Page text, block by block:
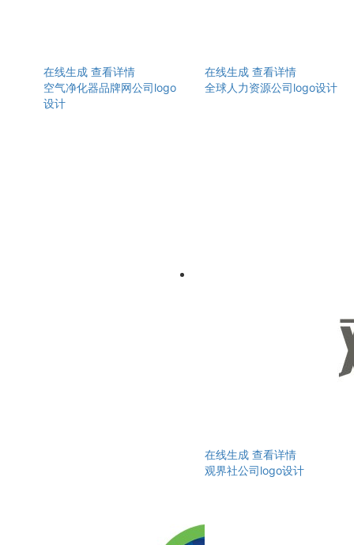
在线生成 查看详情
空气净化器品牌网公司logo
设计
在线生成 查看详情
全球人力资源公司logo设计
在线生成 查看详情
观界社公司logo设计